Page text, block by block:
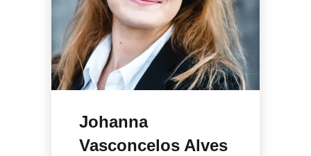
Johanna
Vasconcelos Alves